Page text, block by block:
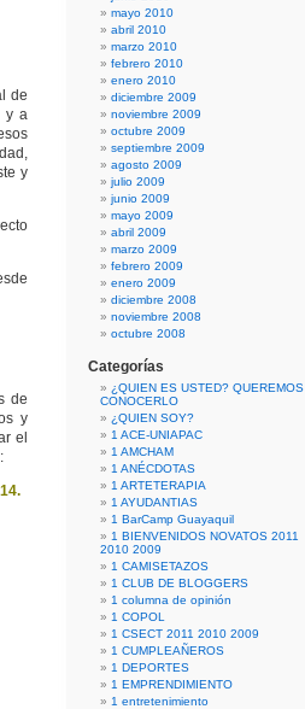
de
y a
y
de
y
el
mayo 2010
abril 2010
marzo 2010
febrero 2010
enero 2010
diciembre 2009
noviembre 2009
octubre 2009
septiembre 2009
agosto 2009
julio 2009
junio 2009
mayo 2009
abril 2009
marzo 2009
febrero 2009
enero 2009
diciembre 2008
noviembre 2008
octubre 2008
Categorías
¿QUIEN ES USTED? QUEREMOS
CONOCERLO
¿QUIEN SOY?
1 ACE-UNIAPAC
1 AMCHAM
1 ANÉCDOTAS
1 ARTETERAPIA
1 AYUDANTIAS
1 BarCamp Guayaquil
1 BIENVENIDOS NOVATOS 2011
2010 2009
1 CAMISETAZOS
1 CLUB DE BLOGGERS
1 columna de opinión
1 COPOL
1 CSECT 2011 2010 2009
1 CUMPLEAÑEROS
1 DEPORTES
1 EMPRENDIMIENTO
1 entretenimiento